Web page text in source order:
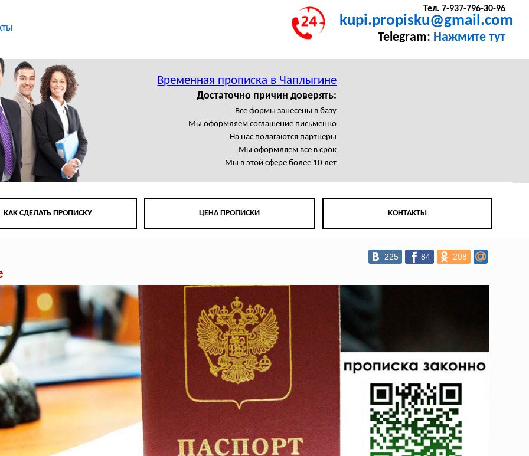
Тел. 7-937-796-30-96
kupi.propisku@gmail.com
Telegram: Нажмите тут
Временная прописка в Чаплыгине
Достаточно причин доверять:
Все формы занесены в базу
Мы оформляем соглашение письменно
На нас полагаются партнеры
Мы оформляем все в срок
Мы в этой сфере более 10 лет
КАК СДЕЛАТЬ ПРОПИСКУ ЦЕНА ПРОПИСКИ КОНТАКТЫ
225 84 208